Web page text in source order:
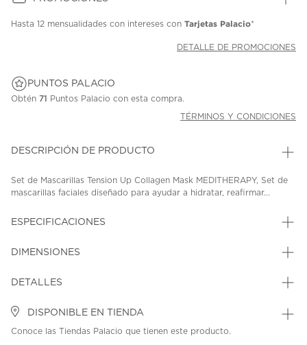
Hasta 12 mensualidades con intereses con Tarjetas Palacio*
DETALLE DE PROMOCIONES
PUNTOS PALACIO
Obtén 71 Puntos Palacio con esta compra.
TÉRMINOS Y CONDICIONES
DESCRIPCIÓN DE PRODUCTO
Set de Mascarillas Tension Up Collagen Mask MEDITHERAPY, Set de
mascarillas faciales diseñado para ayudar a hidratar, reafirmar...
ESPECIFICACIONES
DIMENSIONES
DETALLES
DISPONIBLE EN TIENDA
Conoce las Tiendas Palacio que tienen este producto.